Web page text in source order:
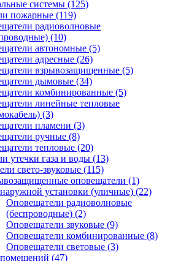
системы (125)
пожарные (119)
радиоволновые
(10)
автономные (5)
адресные (26)
взрывозащищенные (5)
дымовые (34)
комбинированные (5)
линейные тепловые
(3)
пламени (3)
ручные (8)
тепловые (20)
утечки газа и воды (13)
свето-звуковые (115)
оповещатели (1)
установки (уличные) (22)
Оповещатели радиоволновые
(беспроводные) (2)
Оповещатели звуковые (9)
Оповещатели комбинированные (8)
Оповещатели световые (3)
(47)